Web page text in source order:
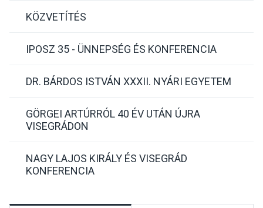
KÖZVETÍTÉS
IPOSZ 35 - ÜNNEPSÉG ÉS KONFERENCIA
DR. BÁRDOS ISTVÁN XXXII. NYÁRI EGYETEM
GÖRGEI ARTÚRRÓL 40 ÉV UTÁN ÚJRA
VISEGRÁDON
NAGY LAJOS KIRÁLY ÉS VISEGRÁD
KONFERENCIA